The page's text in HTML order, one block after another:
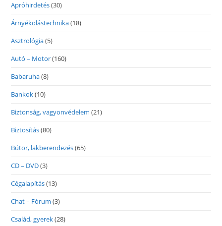
Apróhirdetés(30)
Árnyékolástechnika(18)
Asztrológia(5)
Autó – Motor(160)
Babaruha(8)
Bankok(10)
Biztonság, vagyonvédelem (21)
Biztosítás(80)
Bútor, lakberendezés(65)
CD – DVD(3)
Cégalapítás(13)
Chat – Fórum (3)
Család, gyerek(28)